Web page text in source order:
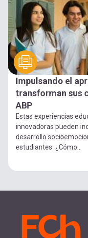
Impulsando el
transforman sus
ABP
Estas experiencias
innovadoras pueden
desarrollo
estudiantes. ¿Cómo...